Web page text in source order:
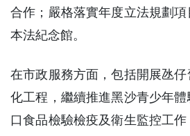
合作；嚴格落實年度立法規劃
本法紀念館。
在市政服務方面，包括開展氹
化工程，繼續推進黑沙青少年
口食品檢驗檢疫及衛生監控工